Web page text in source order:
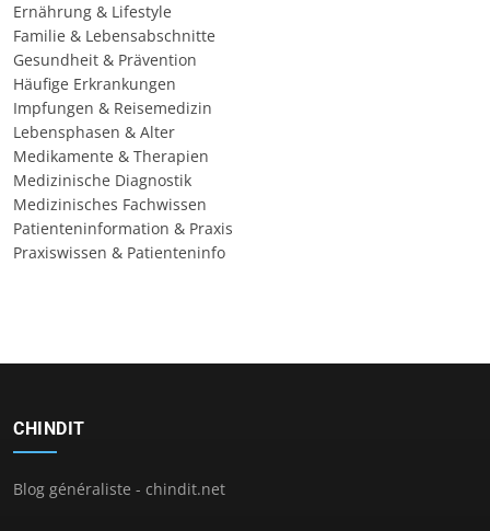
Ernährung & Lifestyle
Familie & Lebensabschnitte
Gesundheit & Prävention
Häufige Erkrankungen
Impfungen & Reisemedizin
Lebensphasen & Alter
Medikamente & Therapien
Medizinische Diagnostik
Medizinisches Fachwissen
Patienteninformation & Praxis
Praxiswissen & Patienteninfo
CHINDIT
Blog généraliste - chindit.net